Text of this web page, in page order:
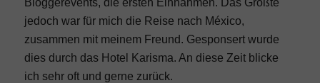
jedoch war für mich die Reise nach México,
zusammen mit meinem Freund. Gesponsert wurde
dies durch das Hotel Karisma. An diese Zeit blicke
ich sehr oft und gerne zurück.